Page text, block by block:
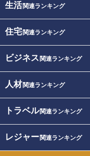
生活関連ランキング
住宅関連ランキング
ビジネス 関連ランキング
人材関連ランキング
トラベル関連ランキング
レジャー関連ランキング